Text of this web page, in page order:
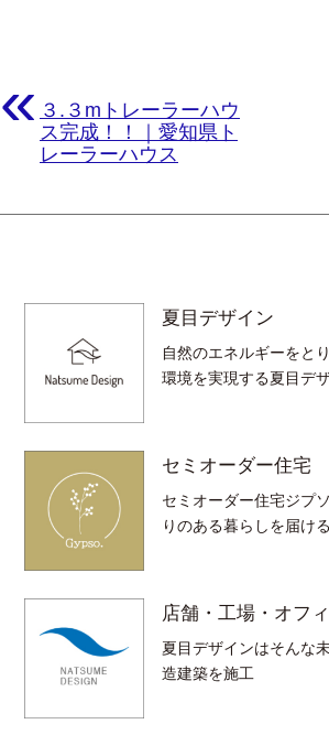
« ３.３mトレーラーハウ
ス完成！！｜愛知県ト
レーラーハウス
夏目デザイン
自然のエネルギーをと
環境を実現する夏目デ
セミオーダー住宅
セミオーダー住宅ジプ
りのある暮らしを届ける
店舗・工場・オフ
夏目デザインはそんな
造建築を施工